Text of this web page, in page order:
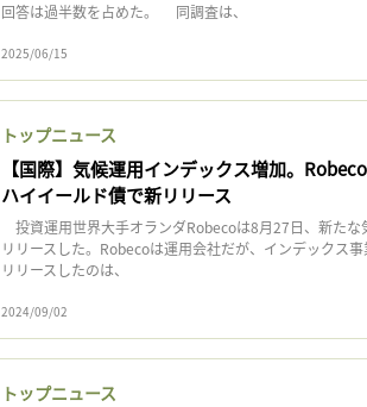
回答は過半数を占めた。 同調査は、
2025/06/15
トップニュース
【国際】気候運用インデックス増加。
ハイイールド債で新リリース
投資運用世界大手オランダRobecoは8月27日、新たな
リリースした。Robecoは運用会社だが、インデックス
リリースしたのは、
2024/09/02
トップニュース